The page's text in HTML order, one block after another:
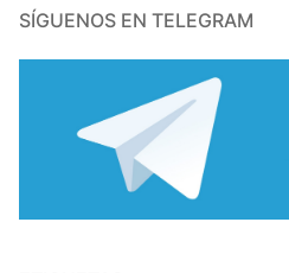
SÍGUENOS EN TELEGRAM